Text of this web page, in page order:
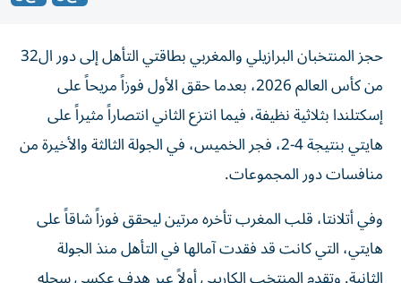
حجز المنتخبان البرازيلي والمغربي بطاقتي التأهل إلى دور ال32
من كأس العالم 2026، بعدما حقق الأول فوزاً مريحاً على
إسكتلندا بثلاثية نظيفة، فيما انتزع الثاني انتصاراً مثيراً على
هايتي بنتيجة 4-2، فجر الخميس، في الجولة الثالثة والأخيرة من
منافسات دور المجموعات.
وفي أتلانتا، قلب المغرب تأخره مرتين ليحقق فوزاً شاقاً على
هايتي، التي كانت قد فقدت آمالها في التأهل منذ الجولة